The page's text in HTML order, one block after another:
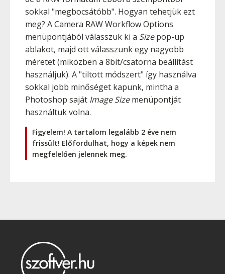
sokkal "megbocsátóbb". Hogyan tehetjük ezt
meg? A Camera RAW Workflow Options
menüpontjából válasszuk ki a Sizepop-up
ablakot, majd ott válasszunk egy nagyobb
méretet (miközben a 8bit/csatorna beállítást
használjuk). A "tiltott módszert" így használva
sokkal jobb minőséget kapunk, mintha a
Photoshop saját Image Sizemenüpontját
használtuk volna.
Figyelem! A tartalom legalább 2 éve nem
frissült! Előfordulhat, hogy a képek nem
megfelelően jelennek meg.